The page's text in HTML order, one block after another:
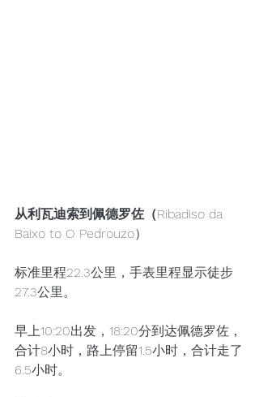
从利瓦迪索到佩德罗佐（Ribadiso da
Baixo to O Pedrouzo）
标准里程22.3公里，手表里程显示徒步
27.3公里。
早上10:20出发，18:20分到达佩德罗佐，
合计8小时，路上停留1.5小时，合计走了
6.5小时。